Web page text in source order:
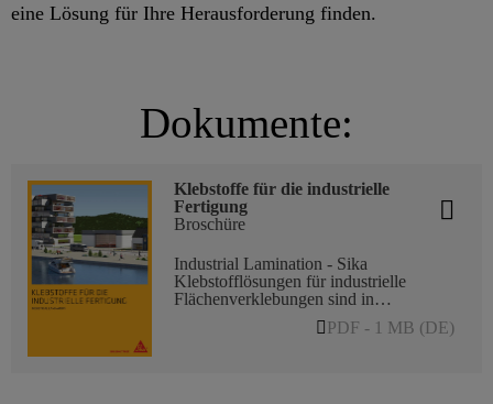
eine Lösung für Ihre Herausforderung finden.
Dokumente:
Klebstoffe für die industrielle
Fertigung
Broschüre
Industrial Lamination - Sika
Klebstofflösungen für industrielle
Flächenverklebungen sind in
unterschiedlichen Presszeiten,
Anfangsfestigkeiten, Offenzeiten und
PDF - 1 MB (DE)